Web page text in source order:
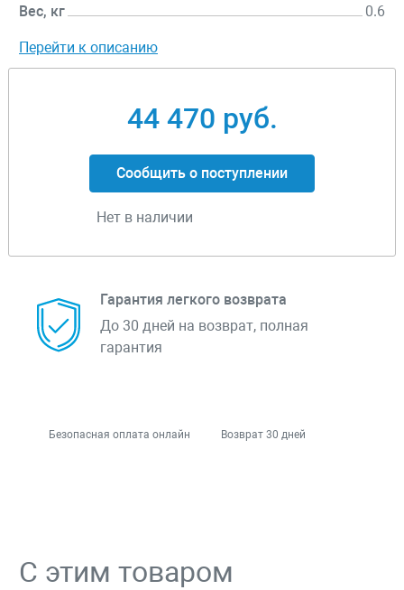
Вес, кг 0.6
Перейти к описанию
44 470 руб.
Сообщить о поступлении
Нет в наличии
Гарантия легкого возврата
До 30 дней на возврат, полная
гарантия
Безопасная оплата онлайн Возврат 30 дней
С этим товаром